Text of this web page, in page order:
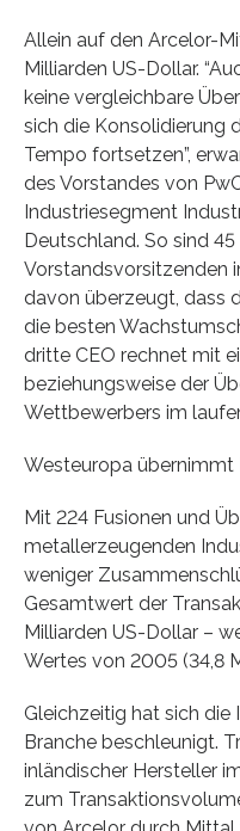
Allein auf den Arcelor-
Milliarden US-Dollar.
keine vergleichbare
sich die Konsolidierung
Tempo fortsetzen”,
des Vorstandes von
Industriesegment
Deutschland. So sind
Vorstandsvorsitzenden
davon überzeugt, dass
die besten
dritte CEO rechnet mit
beziehungsweise der
Wettbewerbers im
Westeuropa übernimmt
Mit 224 Fusionen und
metallerzeugenden
weniger
Gesamtwert der
Milliarden US-Dollar –
Wertes von 2005 (34,8
Gleichzeitig hat sich die
Branche beschleunigt.
inländischer Hersteller
zum